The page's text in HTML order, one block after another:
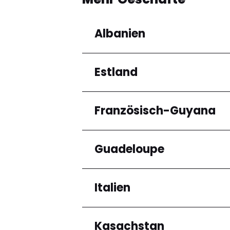
Albanien
Regionen
Qarku i Tiranës
Estland
Regionen
Harju maakond
Französisch-Guyana
Regionen
Arrondissement de
Guadeloupe
Regionen
Grande-Terre
Italien
Regionen
Kasachstan